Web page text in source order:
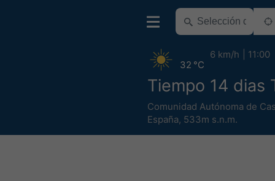
Tiempo 14 dias
Comunidad Autónoma de
España, 533m s.n.m.
32 °C
6 km/h 11:00